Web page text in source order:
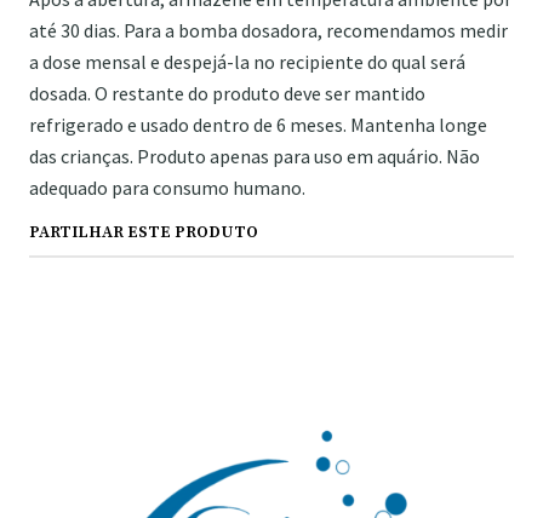
até 30 dias. Para a bomba dosadora, recomendamos medir
a dose mensal e despejá-la no recipiente do qual será
dosada. O restante do produto deve ser mantido
refrigerado e usado dentro de 6 meses. Mantenha longe
das crianças. Produto apenas para uso em aquário. Não
adequado para consumo humano.
PARTILHAR ESTE PRODUTO